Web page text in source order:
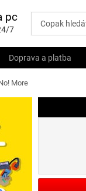
pc
7
Doprava a platba
More